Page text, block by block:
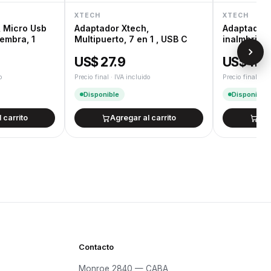
Micro Usb
1
carrito
XTECH
Adaptador Xtech,
Multipuerto, 7 en 1 , USB C
US$ 27.9
Precio final · IVA incluido
Disponible
Agregar al carrito
XTECH
Adaptador
inalmbrico
US$ 11.1
Precio final ·
Disponible
Contacto
Monroe 2840 — CABA